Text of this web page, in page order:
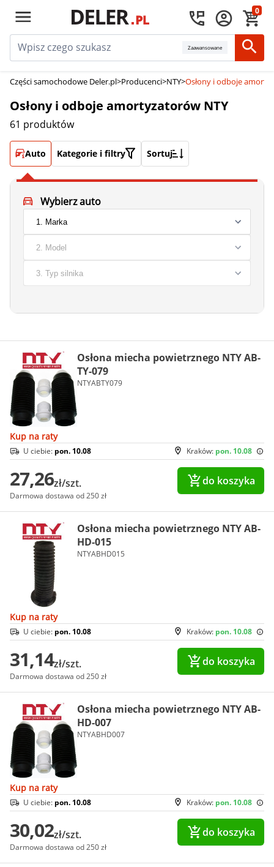
0
Zaawansowane
Części samochodowe Deler.pl>Producenci>NTY>Osłony i odboje
Osłony i odboje amortyzatorów NTY
61 produktów
Auto Kategorie i filtry Sortuj
Wybierz auto
Osłona miecha powietrznego NTY AB-
TY-079
NTYABTY079
Kup na raty
Kraków: pon. 10.08
U ciebie: pon. 10.08
27,26zł/szt.
Darmowa dostawa od 250 zł
do koszyka
Osłona miecha powietrznego NTY AB-
HD-015
NTYABHD015
Kup na raty
Kraków: pon. 10.08
U ciebie: pon. 10.08
31,14zł/szt.
Darmowa dostawa od 250 zł
do koszyka
Osłona miecha powietrznego NTY AB-
HD-007
NTYABHD007
Kup na raty
Kraków: pon. 10.08
U ciebie: pon. 10.08
30,02zł/szt.
Darmowa dostawa od 250 zł
do koszyka